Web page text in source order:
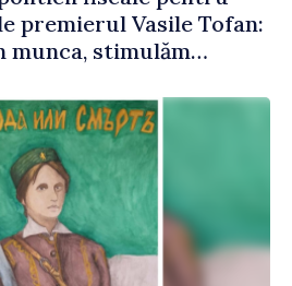
premierul Vasile Tofan:
munca, stimulăm